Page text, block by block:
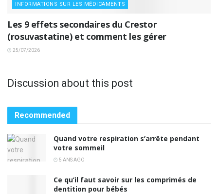
INFORMATIONS SUR LES MÉDICAMENTS
Les 9 effets secondaires du Crestor
(rosuvastatine) et comment les gérer
25/07/2026
Discussion about this post
Recommended
Quand votre respiration s’arrête pendant
votre sommeil
5 ANS AGO
Ce qu’il faut savoir sur les comprimés de
dentition pour bébés